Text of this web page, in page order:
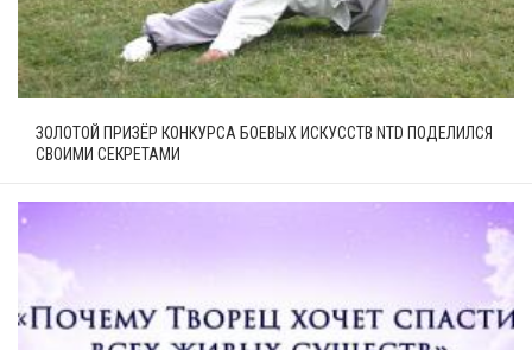
ЗОЛОТОЙ ПРИЗЁР КОНКУРСА БОЕВЫХ ИСКУССТВ NTD ПОДЕЛИЛСЯ
СВОИМИ СЕКРЕТАМИ